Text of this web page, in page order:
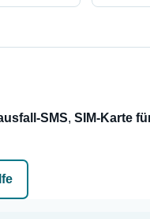
SMS, SIM-Karte